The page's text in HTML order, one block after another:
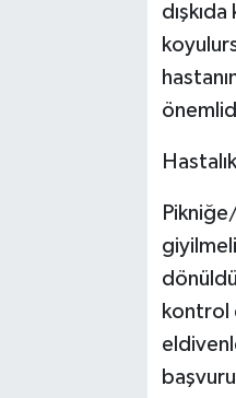
kontrol